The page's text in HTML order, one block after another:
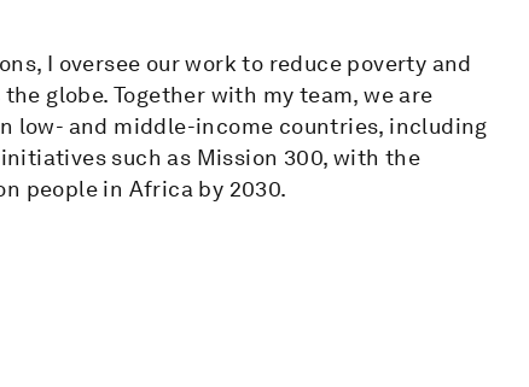
I oversee our work to reduce poverty and
globe. Together with my team, we are
low- and middle-income countries, including
such as Mission 300, with the
people in Africa by 2030.